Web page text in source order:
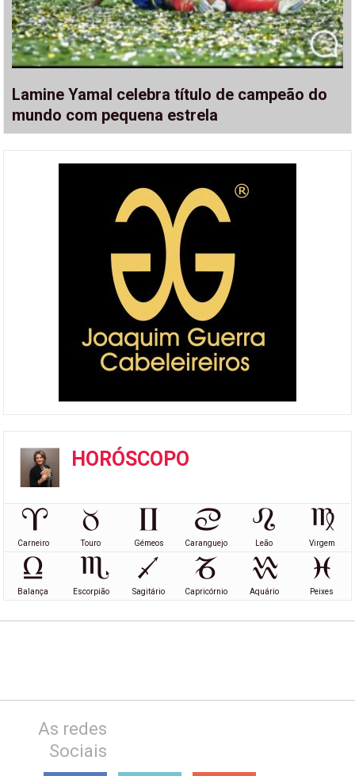
Lamine Yamal celebra título de campeão do
mundo com pequena estrela
HORÓSCOPO
Carneiro Touro Gémeos Caranguejo Leão Virgem
Balança Escorpião Sagitário Capricórnio Aquário Peixes
As redes
Sociais